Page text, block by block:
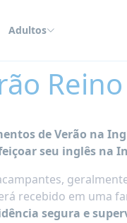
Adultos
de Verão na
seu inglês na
recebido em uma
segura e